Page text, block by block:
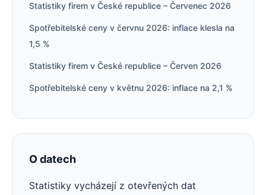
Statistiky firem v České republice – Červenec 2026
Spotřebitelské ceny v červnu 2026: inflace klesla na
1,5 %
Statistiky firem v České republice – Červen 2026
Spotřebitelské ceny v květnu 2026: inflace na 2,1 %
O datech
Statistiky vycházejí z otevřených dat